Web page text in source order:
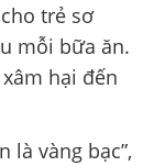
trẻ sơ
mỗi bữa ăn.
hại đến
là vàng bạc”,